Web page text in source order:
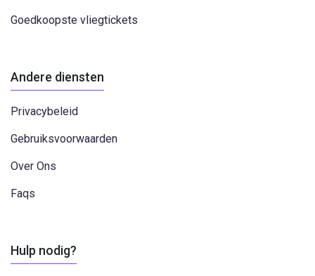
Goedkoopste vliegtickets
Andere diensten
Privacybeleid
Gebruiksvoorwaarden
Over Ons
Faqs
Hulp nodig?